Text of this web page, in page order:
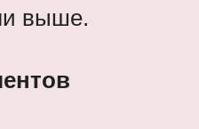
выше.